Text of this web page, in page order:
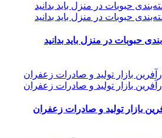
حبوبات در منزل باید بدانید
بازار تولید و صادرات زعفران